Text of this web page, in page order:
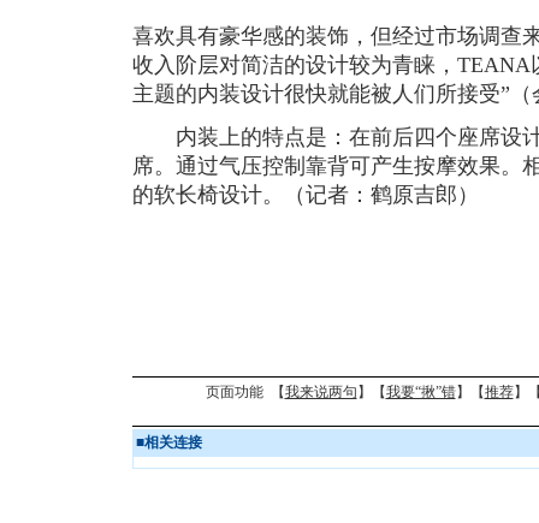
喜欢具有豪华感的装饰，但经过市场调查
收入阶层对简洁的设计较为青睐，
主题的内装设计很快就能被人们所接受”
内装上的特点是：在前后四个座席设
席。通过气压控制靠背可产生按摩效果。
的软长椅设计。（记者：鹤原吉郎）
页面功能 【我来说两句 】【我要“揪”错】【推荐】
■相关连接